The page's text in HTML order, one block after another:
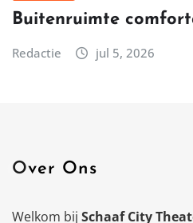
Buitenruimte
Redactie jul 5, 2026
Over Ons
Welkom bij Schaaf City